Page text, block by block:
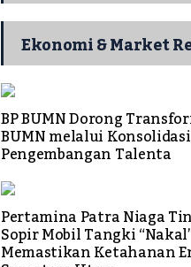
Ekonomi & Market
BP BUMN Dorong
BUMN melalui
Pengembangan Talenta
Pertamina Patra Niaga
Sopir Mobil Tangki
Memastikan Ketahanan